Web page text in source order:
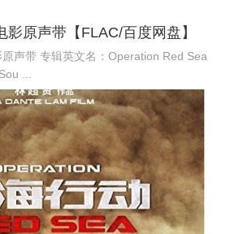
原声带【FLAC/百度网盘】
声带 专辑英文名：Operation Red Sea
...